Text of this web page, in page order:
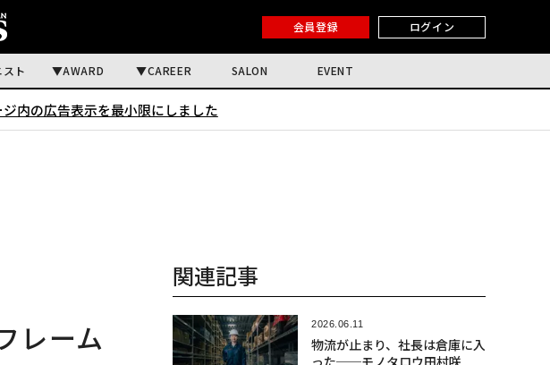
会員登録 ログイン
ト AWARD CAREER SALON EVENT
内の広告表示を最小限にしました
レーム
関連記事
2026.06.11
物流が止まり、社長は倉庫に入
った──モノタロウ田村咲